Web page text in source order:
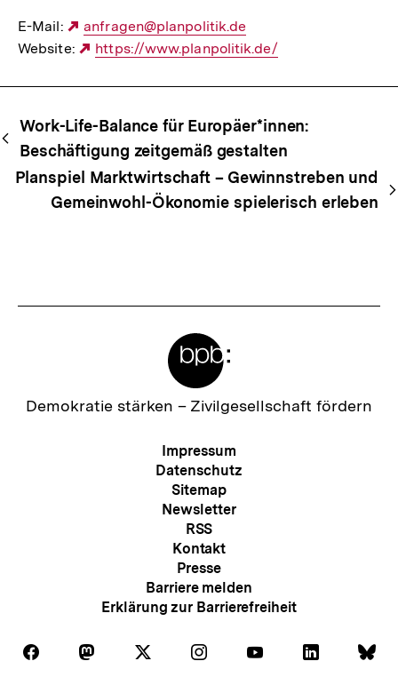
E-Mail:
Externer
Link:
anfragen@planpolitik.de
Website:
Externer
https://www.planpolitik.de/
Begriffsnavigation
Content-
Navigation
Work-Life-Balance für Europäer*innen:
Beschäftigung zeitgemäß gestalten
Planspiel Marktwirtschaft – Gewinnstreben und
Gemeinwohl-Ökonomie spielerisch erleben
Zur
Demokratie stärken – Zivilgesellschaft fördern
Meta-
Navigation
Impressum
Datenschutz
Sitemap
Newsletter
RSS
Kontakt
Presse
Barriere melden
Erklärung zur Barrierefreiheit
Folgen
Auf
Folgen Folgen Folgen
Auf
Folgen Folgen